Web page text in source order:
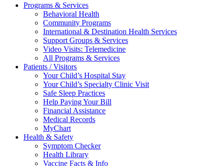
Programs & Services
Behavioral Health
Community Programs
International & Destination Health Services
Support Groups & Services
Video Visits: Telemedicine
All Programs & Services
Patients / Visitors
Your Child’s Hospital Stay
Your Child’s Specialty Clinic Visit
Safe Sleep Practices
Help Paying Your Bill
Financial Assistance
Medical Records
MyChart
Health & Safety
Symptom Checker
Health Library
Vaccine Facts & Info